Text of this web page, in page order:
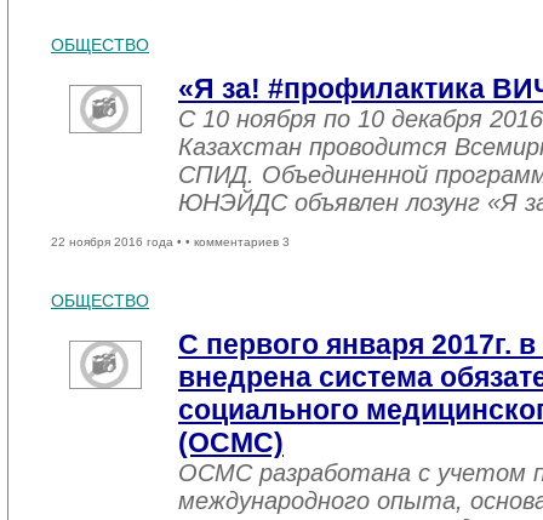
ОБЩЕСТВО
«Я за! #профилактика
С 10 ноября по 10 декабря
Казахстан проводится
СПИД. Объединенной
ЮНЭЙДС объявлен лозунг «Я
22 ноября 2016 года • • комментариев 3
ОБЩЕСТВО
С первого января 2017г.
внедрена система
социального
(ОСМС)
ОСМС разработана с учетом
международного опыта,